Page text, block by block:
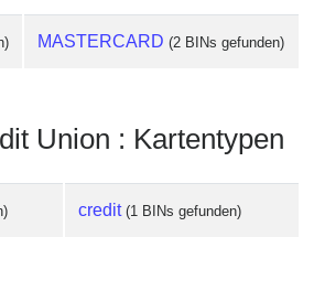
MASTERCARD (2 BINs gefunden)
Union : Kartentypen
credit (1 BINs gefunden)